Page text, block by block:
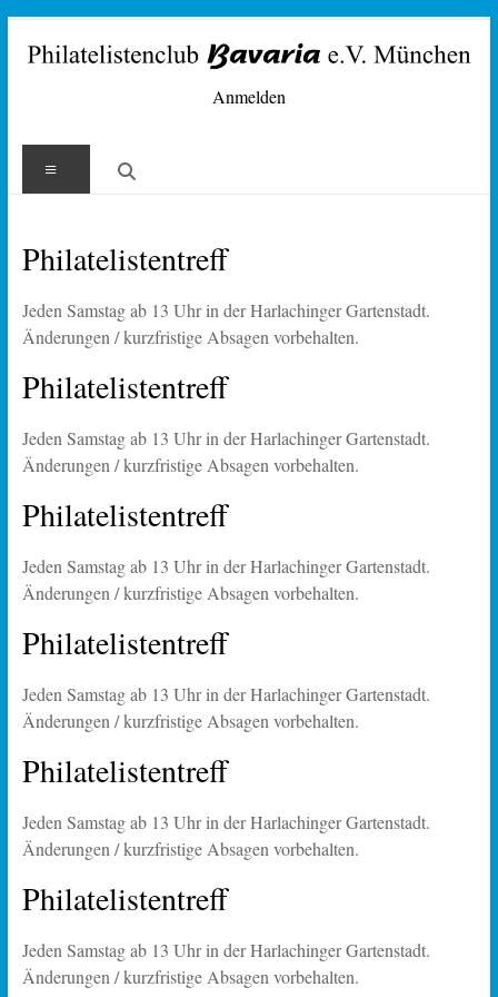
Inhalt
springen
Philatelisten-
Club
Bavaria
München
Anmelden
Menü
Philatelistentreff
Jeden Samstag ab 13 Uhr in der Harlachinger Gartenstadt.
Änderungen / kurzfristige Absagen vorbehalten.
Philatelistentreff
Jeden Samstag ab 13 Uhr in der Harlachinger Gartenstadt.
Änderungen / kurzfristige Absagen vorbehalten.
Philatelistentreff
Jeden Samstag ab 13 Uhr in der Harlachinger Gartenstadt.
Änderungen / kurzfristige Absagen vorbehalten.
Philatelistentreff
Jeden Samstag ab 13 Uhr in der Harlachinger Gartenstadt.
Änderungen / kurzfristige Absagen vorbehalten.
Philatelistentreff
Jeden Samstag ab 13 Uhr in der Harlachinger Gartenstadt.
Änderungen / kurzfristige Absagen vorbehalten.
Philatelistentreff
Jeden Samstag ab 13 Uhr in der Harlachinger Gartenstadt.
Änderungen / kurzfristige Absagen vorbehalten.